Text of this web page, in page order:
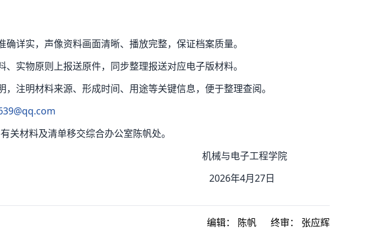
详实，声像资料画面清晰、播放完整，保证档案质量。
实物原则上报送原件，同步整理报送对应电子版材料。
注明材料来源、形成时间、用途等关键信息，便于整理查阅。
关材料及清单移交综合办公室陈帆处。
子工程学院
4月27日
编辑： 陈帆 终审： 张应辉